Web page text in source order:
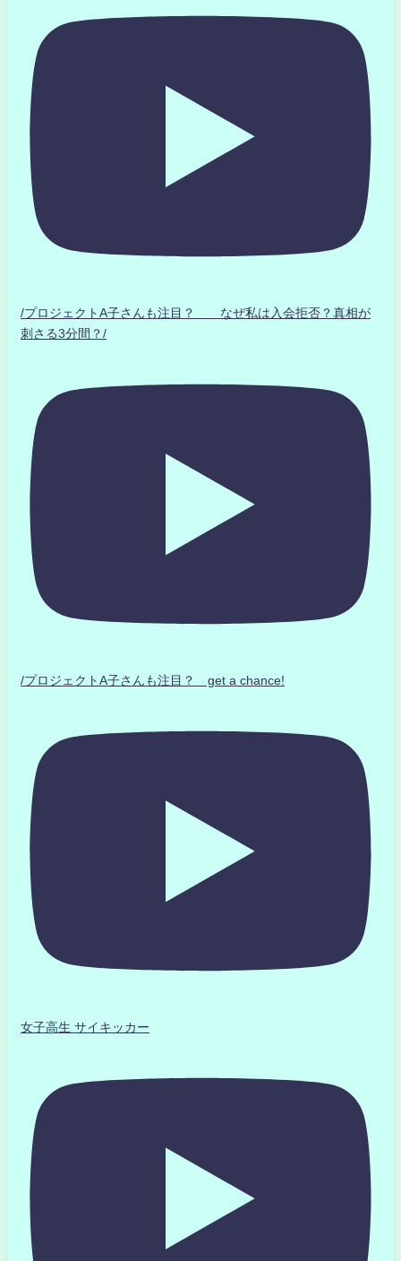
/プロジェクトA子さんも注目？ なぜ私は入会拒否？真相が
刺さる3分間？/
/プロジェクトA子さんも注目？ get a chance!
女子高生 サイキッカー